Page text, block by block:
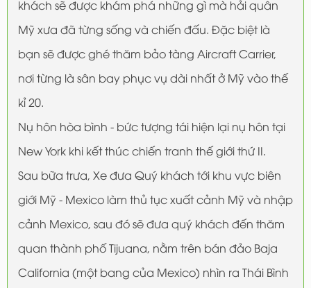
khách sẽ được khám phá những gì mà hải quân
Mỹ xưa đã từng sống và chiến đấu. Đặc biệt là
bạn sẽ được ghé thăm bảo tàng Aircraft Carrier,
nơi từng là sân bay phục vụ dài nhất ở Mỹ vào thế
kỉ 20.
Nụ hôn hòa bình - bức tượng tái hiện lại nụ hôn tại
New York khi kết thúc chiến tranh thế giới thứ II.
Sau bữa trưa, Xe đưa Quý khách tới khu vực biên
giới Mỹ - Mexico làm thủ tục xuất cảnh Mỹ và nhập
cảnh Mexico, sau đó sẽ đưa quý khách đến thăm
quan thành phố Tijuana, nằm trên bán đảo Baja
California (một bang của Mexico) nhìn ra Thái Bình